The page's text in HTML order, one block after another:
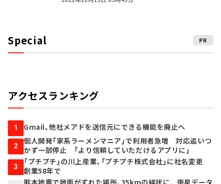
Special PR
アクセスランキング
1 Gmail、他社メアドを送信元にできる機能を廃止へ
2
個人開発「家系ラーメンマニア」で利用者急増 対応追いつ
かず一部停止 「より信頼していただけるアプリに」
3
「プチプチ」の川上産業、「プチプチ株式会社」に社名変更
創業58年で
熊本地震で地面がずれた場所、35kmの線状に 衛星データ